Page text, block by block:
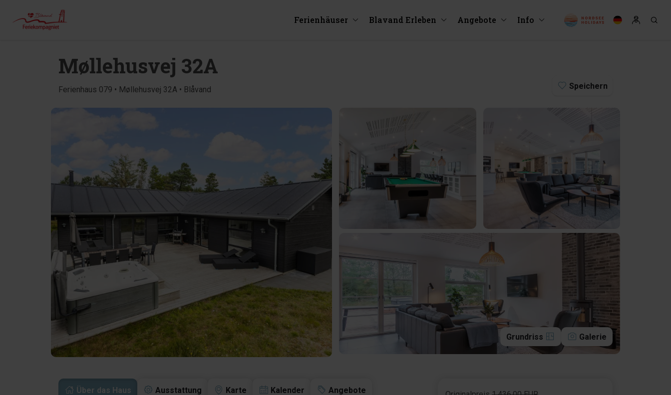
Ferienhäuser Blavand Erleben Angebote Info
Møllehusvej 32A
Ferienhaus 079 • Møllehusvej 32A • Blåvand Speichern
Grundriss Galerie
Über das Haus Ausstattung Karte Kalender Angebote